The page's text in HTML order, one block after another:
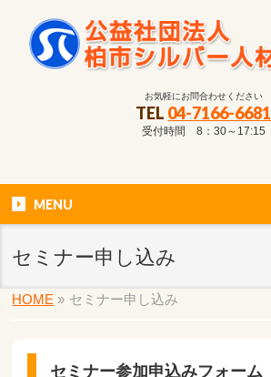
お気軽にお問合わせください
TEL 04-7166-6681
受付時間 8：30～17:15
MENU
セミナー申し込み
HOME » セミナー申し込み
セミナー参加申込みフォーム